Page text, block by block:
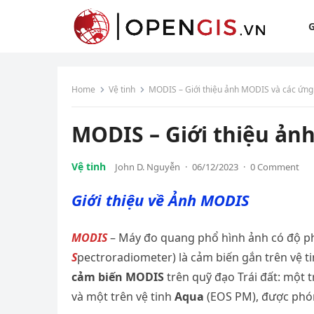
Home Vệ tinh MODIS – Giới thiệu ảnh MODIS và các
MODIS – Giới thiệu
Vệ tinh John D. Nguyễn · 06/12/2023 · 0 Comment
Giới thiệu về Ảnh MODIS
MODIS– Máy đo quang phổ hình ảnh có độ
Spectroradiometer) là cảm biến gắn trên vệ
cảm biến MODIStrên quỹ đạo Trái đất: một
và một trên vệ tinh Aqua (EOS PM), được